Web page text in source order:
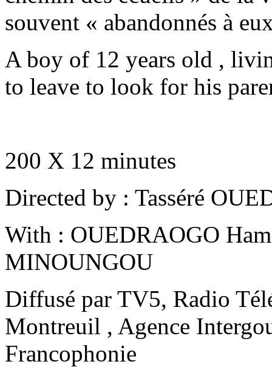
souvent « abandonnés à
A boy of 12 years old ,
to leave to look for his
200 X 12 minutes
Directed by : Tasséré
With : OUEDRAOGO
MINOUNGOU
Diffusé par TV5, Radio
Montreuil , Agence
Francophonie